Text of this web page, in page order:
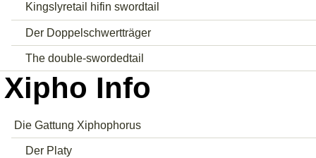
Kingslyretail hifin swordtail
Der Doppelschwertträger
The double-swordedtail
Xipho Info
Die Gattung Xiphophorus
Der Platy